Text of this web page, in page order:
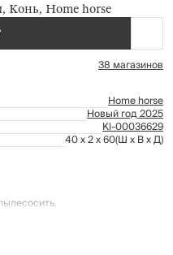
Конь, Home horse
38 магазинов
Home horse
Новый год 2025
Kl-00036629
40 x 2 x 60(Ш x В x Д)